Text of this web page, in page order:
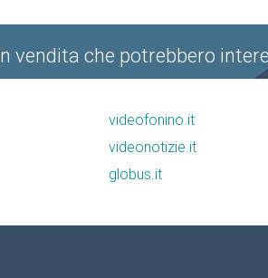
vendita che potrebbero
videofonino.it
videonotizie.it
globus.it